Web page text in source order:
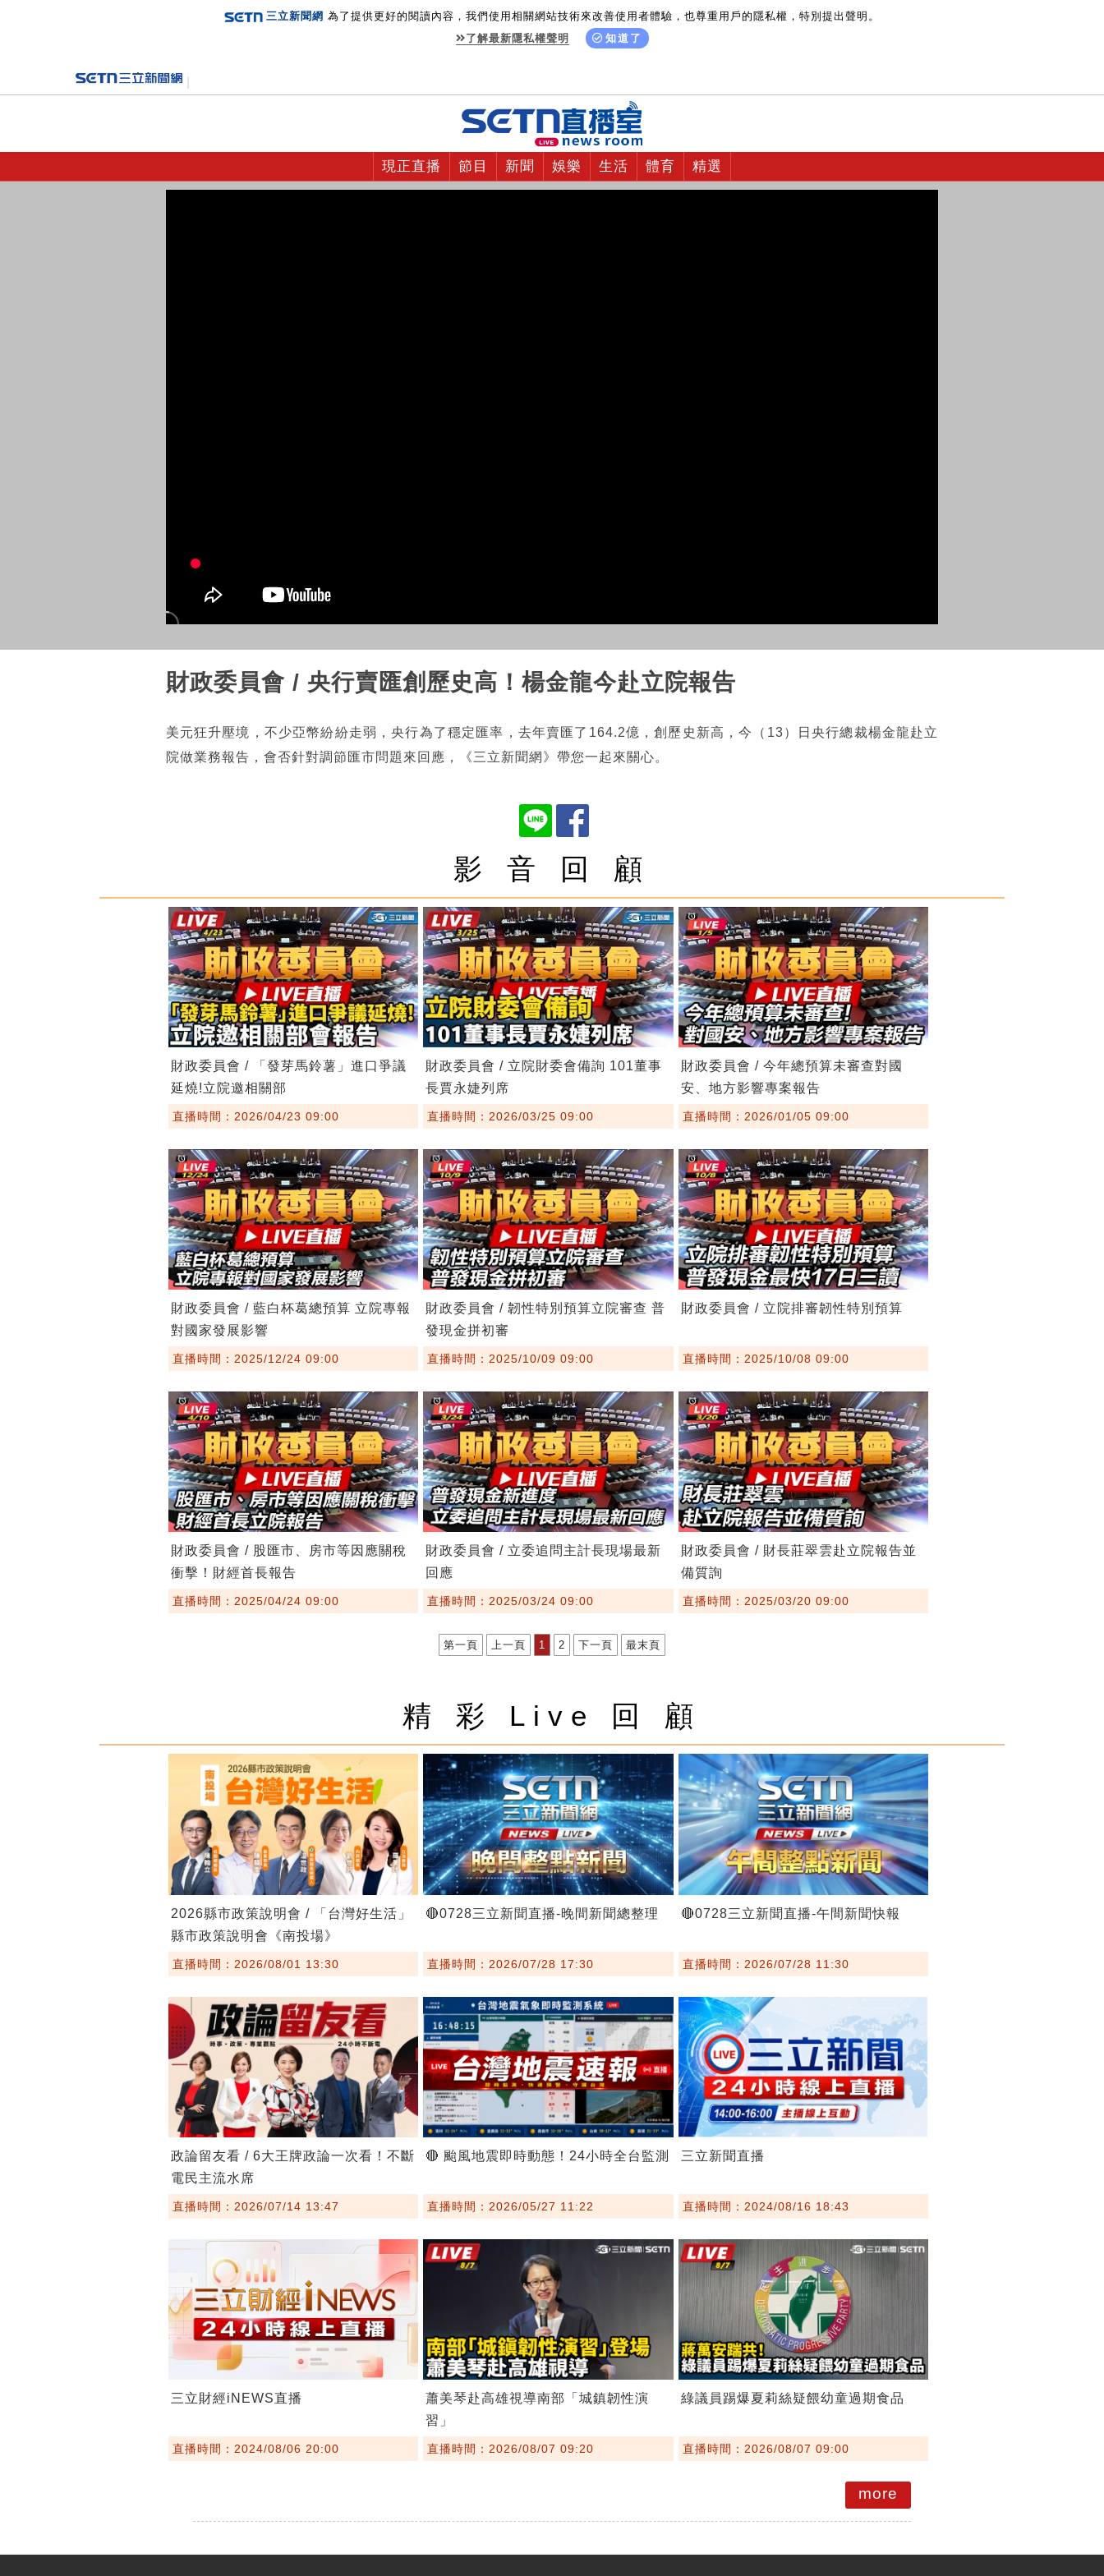
三立新聞網 為了提供更好的閱讀內容，我們使用相關網站技術來改善使用者體驗，也尊重用戶的隱私權，特別提出聲明。
了解最新隱私權聲明
知道了
現正直播 節目 新聞 娛樂 生活 體育 精選
財政委員會 / 央行賣匯創歷史高！楊金龍今赴立院報告
美元狂升壓境，不少亞幣紛紛走弱，央行為了穩定匯率，去年賣匯了164.2億，創歷史新高，今（13）日央行總裁楊金龍赴立
院做業務報告，會否針對調節匯市問題來回應，《三立新聞網》帶您一起來關心。
影 音 回 顧
財政委員會 / 「發芽馬鈴薯」進口爭議
延燒!立院邀相關部
直播時間：2026/04/23 09:00
財政委員會 / 立院財委會備詢 101董事
長賈永婕列席
直播時間：2026/03/25 09:00
財政委員會 / 今年總預算未審查對國
安、地方影響專案報告
直播時間：2026/01/05 09:00
財政委員會 / 藍白杯葛總預算 立院專報
對國家發展影響
直播時間：2025/12/24 09:00
財政委員會 / 韌性特別預算立院審查 普
發現金拼初審
直播時間：2025/10/09 09:00
財政委員會 / 立院排審韌性特別預算
直播時間：2025/10/08 09:00
財政委員會 / 股匯市、房市等因應關稅
衝擊！財經首長報告
直播時間：2025/04/24 09:00
財政委員會 / 立委追問主計長現場最新
回應
直播時間：2025/03/24 09:00
財政委員會 / 財長莊翠雲赴立院報告並
備質詢
直播時間：2025/03/20 09:00
第一頁 上一頁 1 2 下一頁 最末頁
精 彩 Live 回 顧
2026縣市政策說明會 / 「台灣好生活」
縣市政策說明會《南投場》
直播時間：2026/08/01 13:30
🔴0728三立新聞直播-晚間新聞總整理
直播時間：2026/07/28 17:30
🔴0728三立新聞直播-午間新聞快報
直播時間：2026/07/28 11:30
政論留友看 / 6大王牌政論一次看！不斷
電民主流水席
直播時間：2026/07/14 13:47
🔴 颱風地震即時動態！24小時全台監測
直播時間：2026/05/27 11:22
三立新聞直播
直播時間：2024/08/16 18:43
三立財經iNEWS直播
直播時間：2024/08/06 20:00
蕭美琴赴高雄視導南部「城鎮韌性演
習」
直播時間：2026/08/07 09:20
綠議員踢爆夏莉絲疑餵幼童過期食品
直播時間：2026/08/07 09:00
more